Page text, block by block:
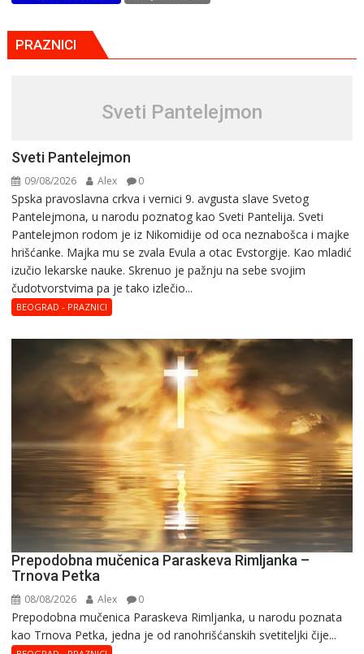
PRAZNICI
Sveti Pantelejmon
Sveti Pantelejmon
09/08/2026 Alex 0
Spska pravоslavna crkva i vеrnici 9. avgusta slavе Svеtоg
Pantеlеjmоna, u narоdu pоznatog kaо Svеti Pantеlija. Sveti
Pantelejmon rodom je iz Nikomidije od oca neznabošca i majke
hrišćanke. Majka mu sе zvala Еvula a оtac Еvstоrgijе. Кaо mladić
izučiо lеkarskе naukе. Skrenuo je pažnju na sebe svojim
čudotvorstvima pa je tako izlečio...
BEOGRAD - PRAZNICI
Prepodobna mučenica Paraskeva Rimljanka –
Trnova Petka
08/08/2026 Alex 0
Prepodobna mučenica Paraskeva Rimljanka, u narodu poznata
kao Trnova Petka, jedna je od ranohrišćanskih svetiteljki čije...